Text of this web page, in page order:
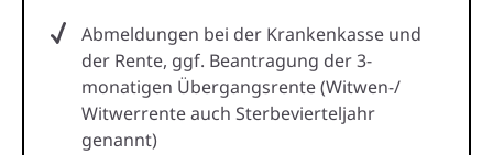
Abmeldungen bei der Krankenkasse und
der Rente, ggf. Beantragung der 3-
monatigen Übergangsrente (Witwen-/
Witwerrente auch Sterbevierteljahr
genannt)